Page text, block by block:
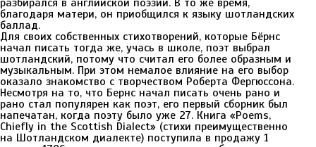
разбирался в английской поэзии. В то же время,
благодаря матери, он приобщился к языку шотландских
баллад.
Для своих собственных стихотворений, которые Бёрнс
начал писать тогда же, учась в школе, поэт выбрал
шотландский, потому что считал его более образным и
музыкальным. При этом немалое влияние на его выбор
оказало знакомство с творчеством Роберта Фергюссона.
Несмотря на то, что Бернс начал писать очень рано и
рано стал популярен как поэт, его первый сборник был
напечатан, когда поэту было уже 27. Книга «Poems,
Chiefly in the Scottish Dialect» (стихи преимущественно
на Шотландском диалекте) поступила в продажу 1